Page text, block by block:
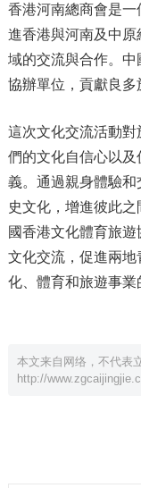
香港河南總商會是
進香港與河南及中
域的交流與合作。
協辦單位，貢獻良多
這次文化交流活動
們的文化自信心以
義。通過親身體驗
史文化，增進彼此
國香港文化體育旅
文化交流，促進兩
化、體育和旅遊事業
本文来自网络，不代表
http://